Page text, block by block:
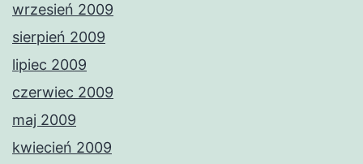
wrzesień 2009
sierpień 2009
lipiec 2009
czerwiec 2009
maj 2009
kwiecień 2009